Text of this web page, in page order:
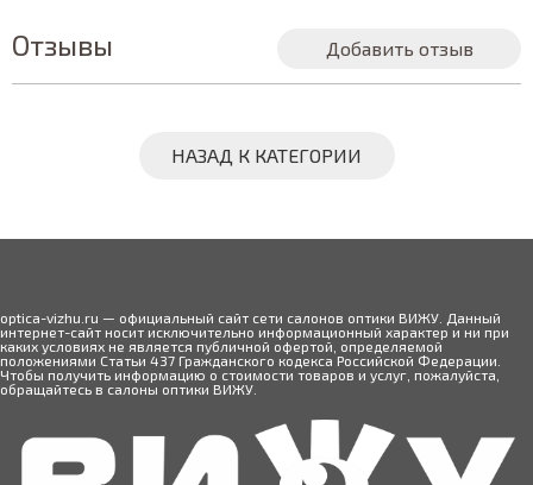
Отзывы Добавить отзыв
НАЗАД К КАТЕГОРИИ
optica-vizhu.ru — официальный сайт сети салонов оптики ВИЖУ. Данный
интернет-сайт носит исключительно информационный характер и ни при
каких условиях не является публичной офертой, определяемой
положениями Статьи 437 Гражданского кодекса Российской Федерации.
Чтобы получить информацию о стоимости товаров и услуг, пожалуйста,
обращайтесь в салоны оптики ВИЖУ.